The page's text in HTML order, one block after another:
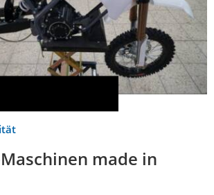
made in